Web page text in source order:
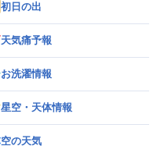
初日の出
天気痛予報
お洗濯情報
星空・天体情報
空の天気